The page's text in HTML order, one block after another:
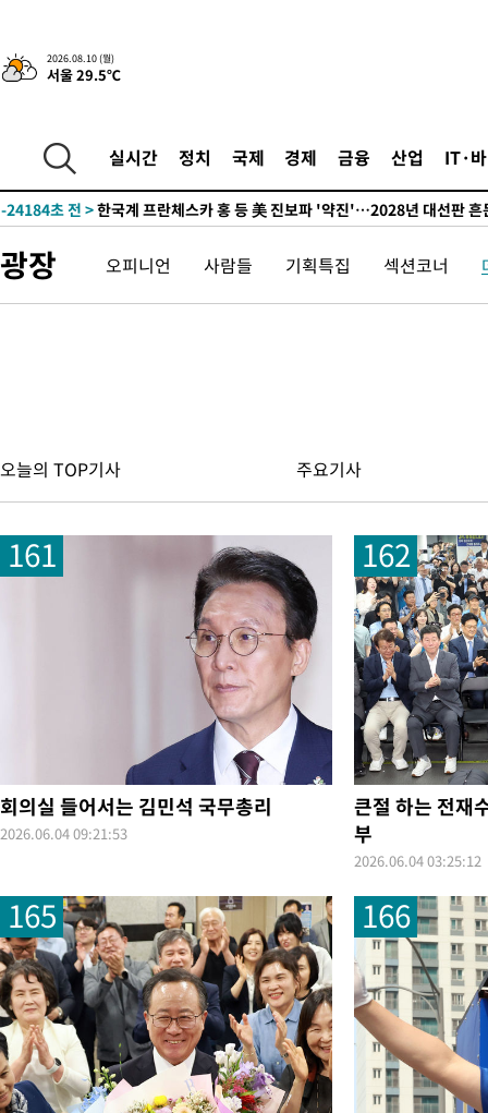
2026.08.10 (월)
서울 29.5℃
실시간 정치 국제 경제 금융 산업 IT·
-32207초 전 >
콜롬비아서 규모 7.4 지진 발생…"수도 보고타까지 흔들려"
-30411초 전 >
-24184초 전 >한국계 프란체스카 홍 등 美 진보파 '약진'…2028년 대선판 흔
검토"
-16902초 전 >
[단독]체온 40.6도 쓰러진 해명…"엄살"이라며 훈련강요
-15910초 전 >[속보]강훈식 "충청권 246조·영남권 107조 투자 프로젝트 올
-7130초 전 >
[속보]원·달러 환율, 2.3원 오른 1418.4원 마감
-6960초 전 >
[속보]코스닥, 55.66포인트(6.97%) 오른 854.47 마감
-3667초 전 >
대포통장 107개로 불법도박 수익 5062억 세탁…19명 검거
[속보]이 대통령 "2028년 중순까지 광주 군공항 기능 다른 군공
로 임시 배치해 산단 조기 착공"
포항스틸야드 관중석 천장 석재 낙하…K리그 전구장 긴급 점검
[속보]'전장연 시위' 1호선 용산역 상행선 무정차 통과 종료
[속보]코스닥 지수 5%대 급등에 '매수 사이드카' 발동
[속보]원·달러 환율, 오전 9시 1410.3원
콜롬비아서 규모 7.4 지진 발생…"수도 보고타까지 흔들려"
-30411초 전 >[속보]콜롬비아서 규모 6.8 지진…카르타고 인근서 발생
-24184초 전 >한국계 프란체스카 홍 등 美 진보파 '약진'…2028년 대선판 흔
구윤철 "ISA 제도 개편안 관련 '與 제안'에 공감…제도 보완
-15910초 전 >[속보]강훈식 "충청권 246조·영남권 107조 투자 프로젝트 올
수"
-15557초 전 >[속보]강훈식 "반도체 함께 성장 프로젝트 10년간 1조원 규모
진…상생무역금융 5조 공급"
-15109초 전 >[속보]강훈식 "연내 메가특구특별법 제정 추진…인허가·환경
평가 단축"
-13477초 전 >[속보]경찰, '내부 비리' 자진신고자 징계 감면…포상금 1억으
대
-12721초 전 > 누그러진 극한 폭염…'낮 최고 34도' 무더위는 이어져[내일날
-9312초 전 > 제주 골프장서 멧돼지 출현 결국 사살…'이용객 대피'
-7130초 전 >[속보]원·달러 환율, 2.3원 오른 1418.4원 마감
광장 오피니언 사람들 기획특집 섹션코너
오늘의 TOP기사 주요기사
161
회의실 들어서는 김민석 국무총리
2026.06.04 09:21:53
162
큰절 하는 전재
부
2026.06.04 03:25:12
165 166